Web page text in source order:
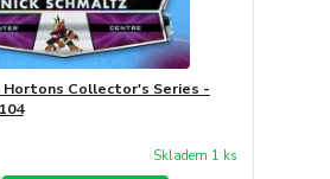
Hortons Collector's Series -
Skladem 1 ks